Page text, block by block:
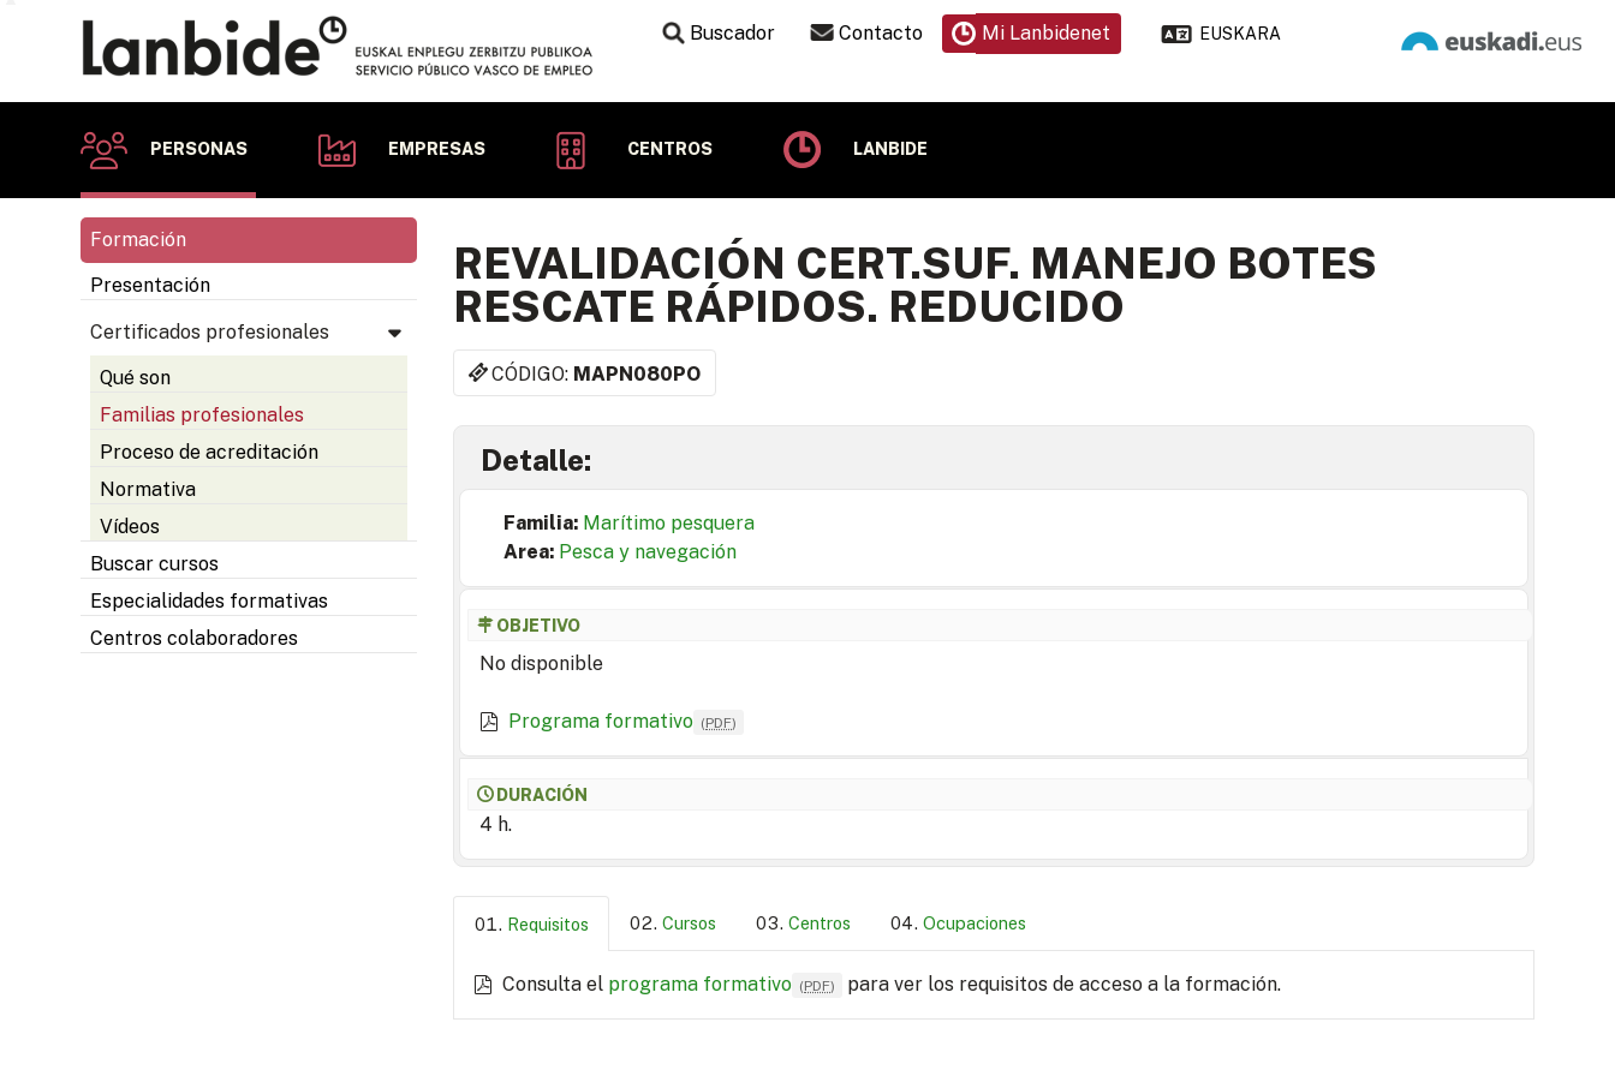
Buscador Contacto Mi Lanbidenet EUSKARA
PERSONAS EMPRESAS CENTROS LANBIDE
Formación
Presentación
Certificados profesionales
Qué son
Familias profesionales
Proceso de acreditación
Normativa
Vídeos
Buscar cursos
Especialidades formativas
Centros colaboradores
REVALIDACIÓN CERT.SUF. MANEJO BOTES
RESCATE RÁPIDOS. REDUCIDO
CÓDIGO: MAPN080PO
Detalle:
Familia: Marítimo pesquera
Area: Pesca y navegación
OBJETIVO
No disponible
Programa formativo (PDF)
DURACIÓN
4 h.
Requisitos Cursos Centros Ocupaciones
Consulta el programa formativo (PDF) para ver los requisitos de acceso a la formación.